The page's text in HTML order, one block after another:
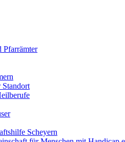
Pfarrämter
Scheyern